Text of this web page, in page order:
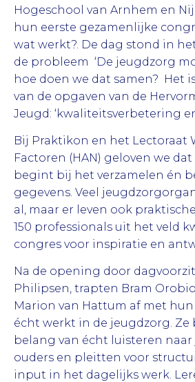
Hogeschool van Arnhem en
hun eerste gezamenlijke
wat werkt?. De dag stond in
de probleem ‘De jeugdzorg
hoe doen we dat samen? Het
van de opgaven van de
Jeugd: ‘kwaliteitsverbetering
Bij Praktikon en het Lectoraat
Factoren (HAN) geloven we
begint bij het verzamelen én
gegevens. Veel
al, maar er leven ook
150 professionals uit het veld
congres voor inspiratie en
Na de opening door
Philipsen, trapten Bram
Marion van Hattum af met
écht werkt in de jeugdzorg.
belang van écht luisteren
ouders en pleitten voor
input in het dagelijks werk.